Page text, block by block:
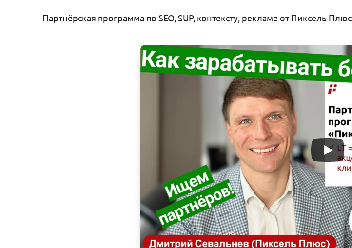
Партнёрская программа по SEO, SUP, контексту, рекламе от Пиксель Плюс